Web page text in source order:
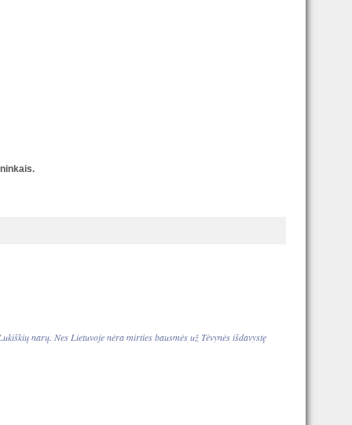
narų. Nes Lietuvoje nėra mirties bausmės už Tėvynės išdavystę